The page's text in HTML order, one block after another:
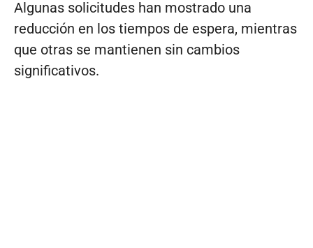
Algunas solicitudes han mostrado una
reducción en los tiempos de espera, mientras
que otras se mantienen sin cambios
significativos.